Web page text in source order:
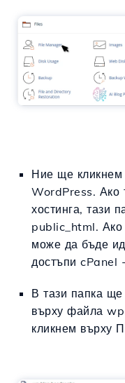
Ние ще кликнем
WordPress. Ако
хостинга, тази
public_html. Ако
може да бъде
достъпи cPanel
В тази папка
върху файла
кликнем върху